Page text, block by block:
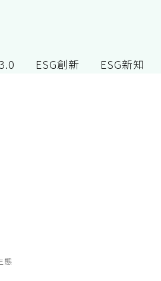
ESG創新 ESG新知
態